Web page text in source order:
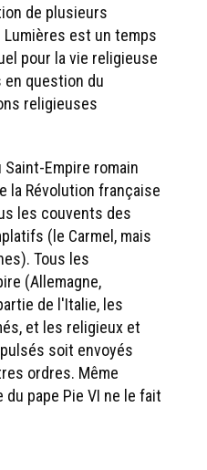
de plusieurs
est un temps
pour la vie religieuse
question du
religieuses
Empire romain
la Révolution française
les couvents des
(le Carmel, mais
Tous les
(Allemagne,
de l'Italie, les
et les religieux et
soit envoyés
ordres. Même
pape Pie VI ne le fait